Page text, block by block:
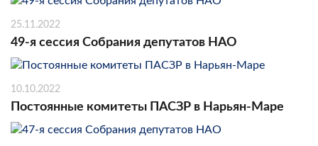
25.11.2022
49-я сессия Собрания депутатов НАО
10.10.2022
Постоянные комитеты ПАСЗР в Нарьян-Маре